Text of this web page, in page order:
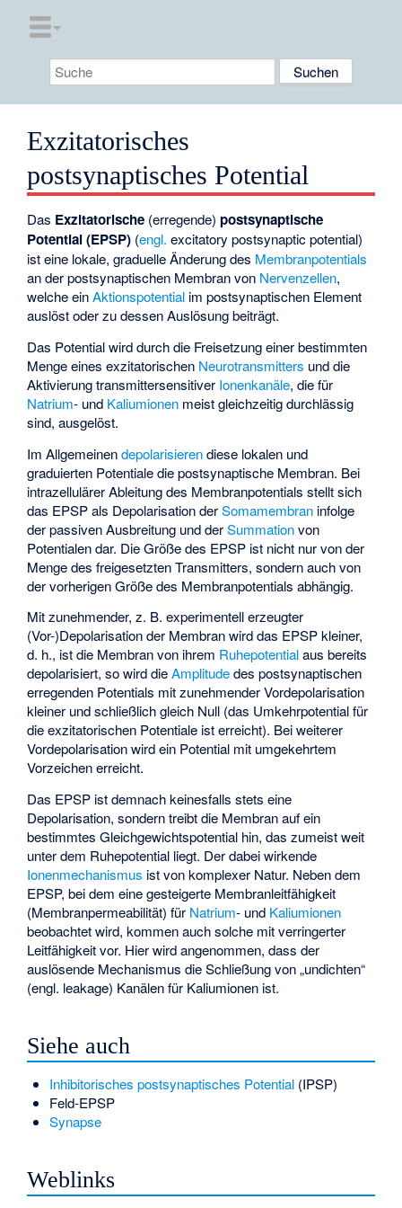
Exzitatorisches
postsynaptisches Potential
Das Exzitatorische (erregende)postsynaptische
Potential (EPSP) (engl. excitatory postsynaptic potential)
ist eine lokale, graduelle Änderung des Membranpotentials
an derpostsynaptischen Membranvon Nervenzellen,
welche einAktionspotential im postsynaptischen Element
auslöst oder zu dessen Auslösung beiträgt.
Das Potential wird durch die Freisetzung einer bestimmten
Menge eines exzitatorischen Neurotransmitters und die
Aktivierung transmittersensitiver Ionenkanäle, die für
Natrium- und Kaliumionen meist gleichzeitig durchlässig
sind, ausgelöst.
Im Allgemeinendepolarisierendiese lokalen und
graduierten Potentiale die postsynaptische Membran. Bei
intrazellulärerAbleitungdes Membranpotentials stellt sich
das EPSP als Depolarisation derSomamembran infolge
der passiven Ausbreitung und derSummationvon
Potentialen dar. Die Größe des EPSP ist nicht nur von der
Menge des freigesetzten Transmitters, sondern auch von
der vorherigen Größe des Membranpotentials abhängig.
Mit zunehmender, z. B. experimentell erzeugter
(Vor-)Depolarisation der Membran wird das EPSP kleiner,
d. h., ist die Membran von ihrem Ruhepotentialaus bereits
depolarisiert, so wird dieAmplitudedes postsynaptischen
erregenden Potentials mit zunehmender Vordepolarisation
kleiner und schließlich gleich Null (das Umkehrpotentialfür
die exzitatorischen Potentiale ist erreicht). Bei weiterer
Vordepolarisation wird ein Potential mit umgekehrtem
Vorzeichen erreicht.
Das EPSP ist demnach keinesfalls stets eine
Depolarisation, sondern treibt die Membran auf ein
bestimmtes Gleichgewichtspotential hin, das zumeist weit
unter dem Ruhepotential liegt. Der dabei wirkende
Ionenmechanismus ist von komplexer Natur. Neben dem
EPSP, bei dem eine gesteigerte Membranleitfähigkeit
(Membranpermeabilität) für Natrium- und Kaliumionen
beobachtet wird, kommen auch solche mit verringerter
Leitfähigkeit vor. Hier wird angenommen, dass der
auslösende Mechanismus die Schließung von „undichten“
(engl. leakage) Kanälen für Kaliumionen ist.
Siehe auch
Inhibitorisches postsynaptisches Potential(IPSP)
Feld-EPSP
Synapse
Weblinks